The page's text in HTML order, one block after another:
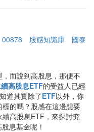
00878 股感知識庫
國泰
而說到高股息，那便不
高股息ETF的受益人已經
道其實除了ETF以外，你
標的嗎？股感在這邊想要
高股息ETF，來探討究
息基金呢！